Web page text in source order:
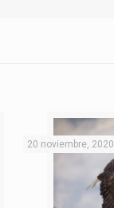
20 noviembre, 2020